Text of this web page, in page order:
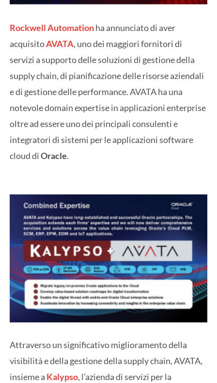
Rockwell Automationha annunciato di aver
acquisitoAVATA, uno dei maggiori fornitori di
servizi a supporto delle soluzioni di gestione della
supply chain, di pianificazione delle risorse aziendali
e di gestione delle performance. AVATA ha una
notevole domain expertise in applicazioni enterprise
oltre ad essere uno dei principali consulenti e
integratori di sistemi per le applicazioni software
cloud diOracle.
Attraverso un significativo miglioramento della
visibilità e della gestione della supply chain, AVATA,
insieme a Kalypso, l’azienda di servizi per la